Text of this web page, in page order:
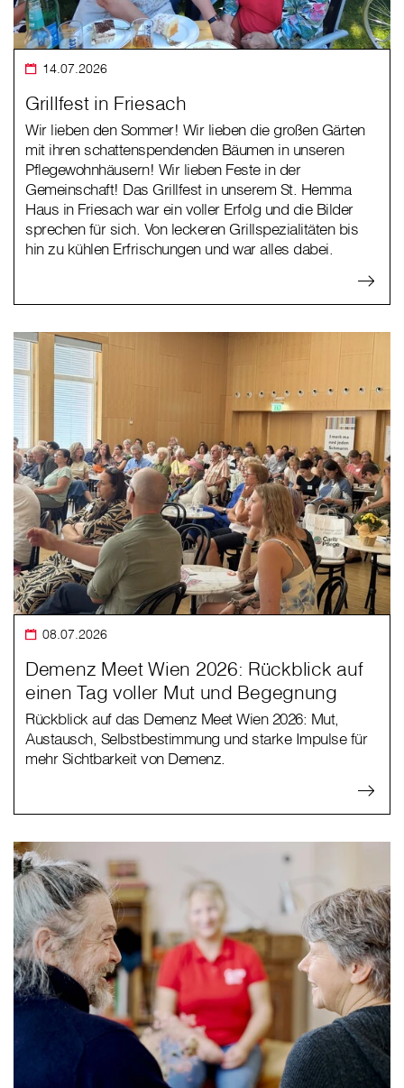
14.07.2026
Grillfest in Friesach
Wir lieben den Sommer! Wir lieben die großen Gärten
mit ihren schattenspendenden Bäumen in unseren
Pflegewohnhäusern! Wir lieben Feste in der
Gemeinschaft! Das Grillfest in unserem St. Hemma
Haus in Friesach war ein voller Erfolg und die Bilder
sprechen für sich. Von leckeren Grillspezialitäten bis
hin zu kühlen Erfrischungen und war alles dabei.
08.07.2026
Demenz Meet Wien 2026: Rückblick auf
einen Tag voller Mut und Begegnung
Rückblick auf das Demenz Meet Wien 2026: Mut,
Austausch, Selbstbestimmung und starke Impulse für
mehr Sichtbarkeit von Demenz.